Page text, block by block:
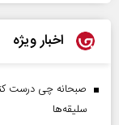
اخبار ویژه
سلیقه‌ها